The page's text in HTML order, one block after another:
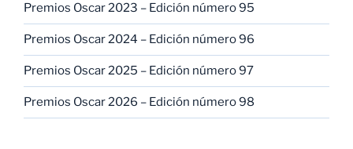
Premios Oscar 2023 – Edición número 95
Premios Oscar 2024 – Edición número 96
Premios Oscar 2025 – Edición número 97
Premios Oscar 2026 – Edición número 98